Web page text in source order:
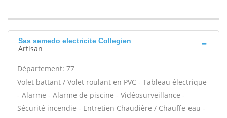
Sas semedo electricite Collegien
Artisan
Département: 77
Volet battant / Volet roulant en PVC - Tableau électrique
- Alarme - Alarme de piscine - Vidéosurveillance -
Sécurité incendie - Entretien Chaudière / Chauffe-eau -